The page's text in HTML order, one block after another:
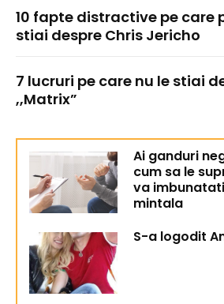
10 fapte distractive pe care
stiai despre Chris Jericho
7 lucruri pe care nu le stiai
,,Matrix”
Ai ganduri
cum sa le
va
mintala
S-a logodit